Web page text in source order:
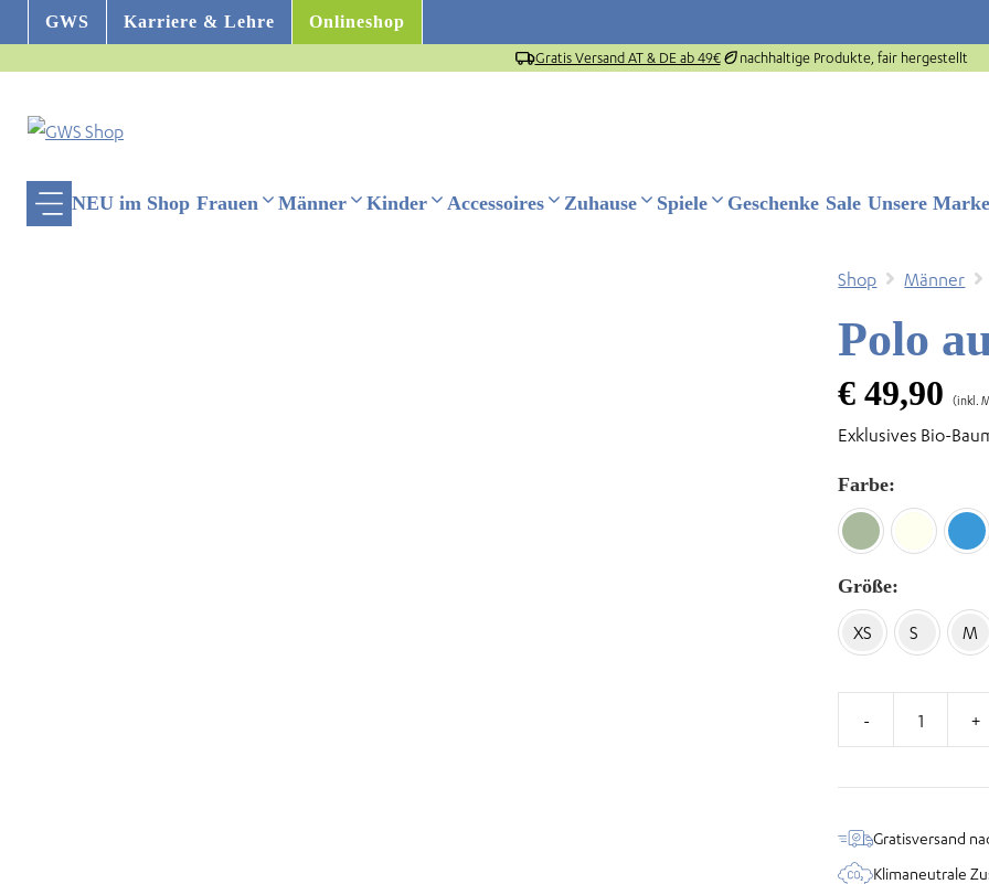
Inhalt
springen
GWS Karriere & Lehre Onlineshop
Gratis Versand AT & DE ab 49€ nachhaltige Produkte, fair hergestellt
NEU im Shop Frauen Männer Kinder Accessoires Zuhause Spiele Geschenke Sale Unsere
Shop Männer
Polo
€ 49,90 (inkl.
Exklusives Bio-
Farbe
Größe
XS S M
Frottee
Gratisversand
Klimaneutrale